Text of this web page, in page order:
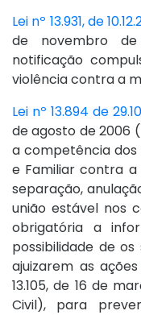
Lei nº 13.931, de
de novembro
notificação
violência contra a
Lei nº 13.894 de
de agosto de 2006
a competência dos
e Familiar contra
separação,
união estável nos
obrigatória a
possibilidade de
ajuizarem as
13.105, de 16 de
Civil), para